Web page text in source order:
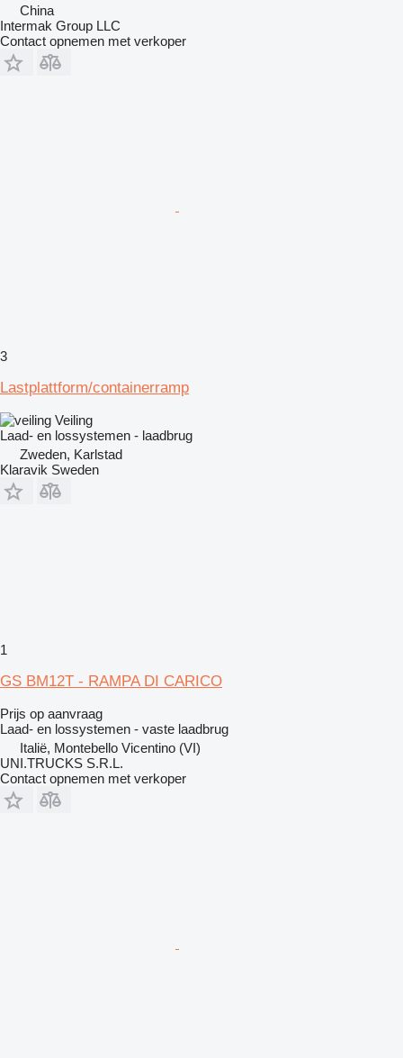
China
Intermak Group LLC
Contact opnemen met verkoper
3
Lastplattform/containerramp
Veiling
Laad- en lossystemen - laadbrug
Zweden, Karlstad
Klaravik Sweden
1
GS BM12T - RAMPA DI CARICO
Prijs op aanvraag
Laad- en lossystemen - vaste laadbrug
Italië, Montebello Vicentino (VI)
UNI.TRUCKS S.R.L.
Contact opnemen met verkoper